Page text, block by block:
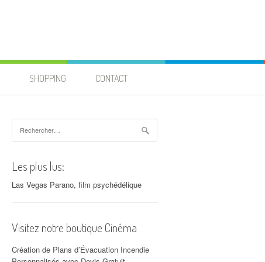
SHOPPING CONTACT
Les plus lus:
Las Vegas Parano, film psychédélique
Visitez notre boutique Cinéma
Création de Plans d’Évacuation Incendie